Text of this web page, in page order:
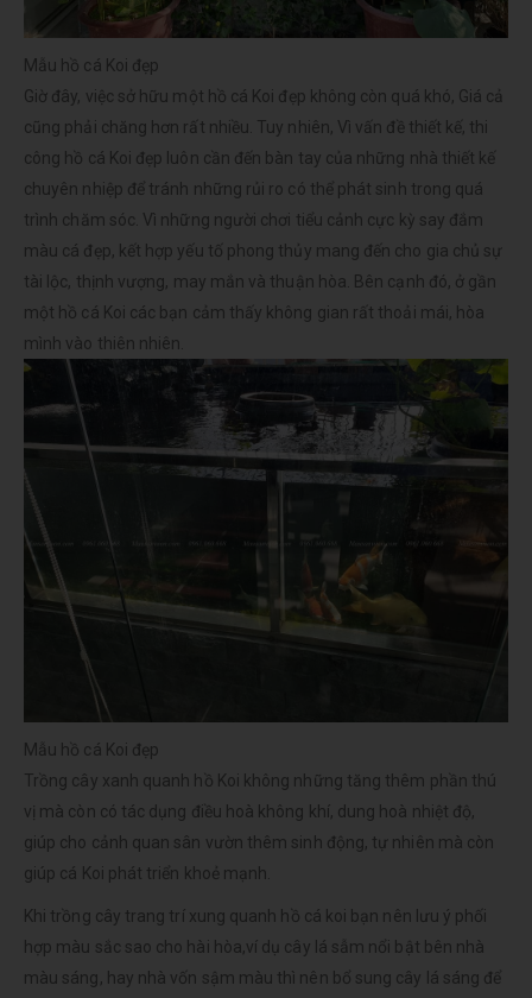
Mẫu hồ cá Koi đẹp
Giờ đây, việc sở hữu một hồ cá Koi đẹp không còn quá khó, Giá cả
cũng phải chăng hơn rất nhiều. Tuy nhiên, Vì vấn đề thiết kế, thi
công hồ cá Koi đẹp luôn cần đến bàn tay của những nhà thiết kế
chuyên nhiệp để tránh những rủi ro có thể phát sinh trong quá
trình chăm sóc. Vì những người chơi tiểu cảnh cực kỳ say đắm
màu cá đẹp, kết hợp yếu tố phong thủy mang đến cho gia chủ sự
tài lộc, thịnh vượng, may mắn và thuận hòa. Bên cạnh đó, ở gần
một hồ cá Koi các bạn cảm thấy không gian rất thoải mái, hòa
mình vào thiên nhiên.
Mẫu hồ cá Koi đẹp
Trồng cây xanh quanh hồ Koi không những tăng thêm phần thú
vị mà còn có tác dụng điều hoà không khí, dung hoà nhiệt độ,
giúp cho cảnh quan sân vườn thêm sinh động, tự nhiên mà còn
giúp cá Koi phát triển khoẻ mạnh.
Khi trồng cây trang trí xung quanh hồ cá koi bạn nên lưu ý phối
hợp màu sắc sao cho hài hòa,ví dụ cây lá sẫm nổi bật bên nhà
màu sáng, hay nhà vốn sậm màu thì nên bổ sung cây lá sáng để